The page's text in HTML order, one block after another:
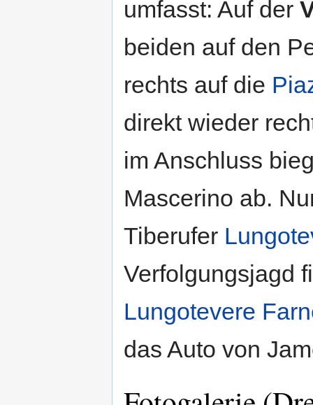
umfasst: Auf der
beiden auf den
rechts auf die
direkt wieder
im Anschluss
Mascerino ab.
Tiberufer
Verfolgungsjagd
Lungotevere
das Auto von